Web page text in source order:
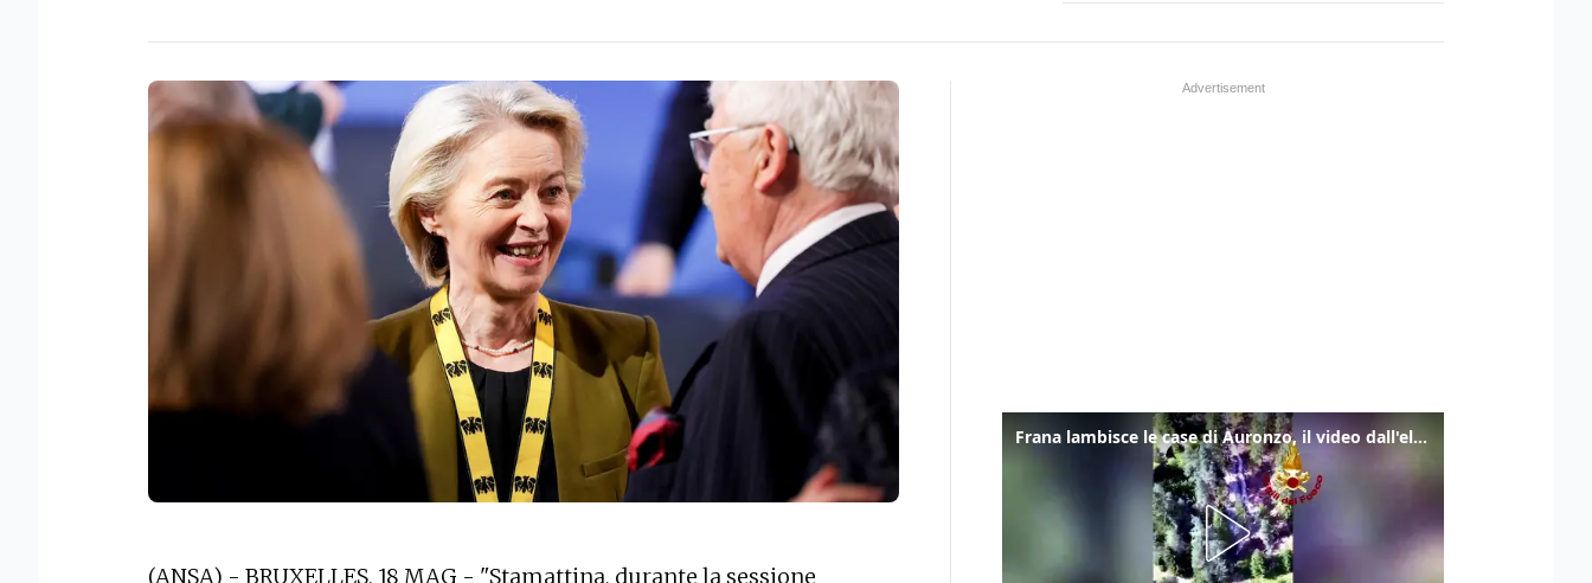
(ANSA) - BRUXELLES, 18 MAG - "Stamattina, durante la sessione
Frana lambisce le case di Auronzo, il video dall'elicottero dei vigili del fuoco